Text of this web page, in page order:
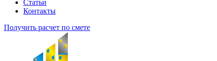
Статьи
Контакты
Получить расчет по смете